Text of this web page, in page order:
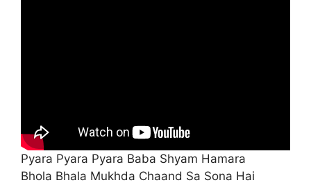
Pyara Pyara Pyara Baba Shyam Hamara
Bhola Bhala Mukhda Chaand Sa Sona Hai